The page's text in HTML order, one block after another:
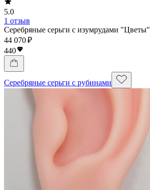
5.0
1 отзыв
Серебряные серьги с изумрудами "Цветы"
44 070 ₽
440
Серебряные серьги с рубинами